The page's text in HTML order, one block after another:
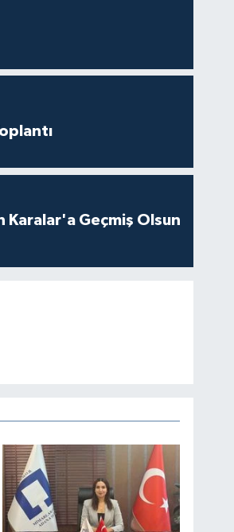
Geçmiş Olsun